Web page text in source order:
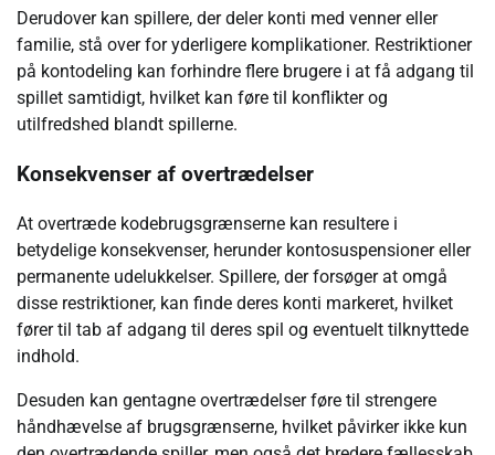
Derudover kan spillere, der deler konti med venner eller
familie, stå over for yderligere komplikationer. Restriktioner
på kontodeling kan forhindre flere brugere i at få adgang til
spillet samtidigt, hvilket kan føre til konflikter og
utilfredshed blandt spillerne.
Konsekvenser af overtrædelser
At overtræde kodebrugsgrænserne kan resultere i
betydelige konsekvenser, herunder kontosuspensioner eller
permanente udelukkelser. Spillere, der forsøger at omgå
disse restriktioner, kan finde deres konti markeret, hvilket
fører til tab af adgang til deres spil og eventuelt tilknyttede
indhold.
Desuden kan gentagne overtrædelser føre til strengere
håndhævelse af brugsgrænserne, hvilket påvirker ikke kun